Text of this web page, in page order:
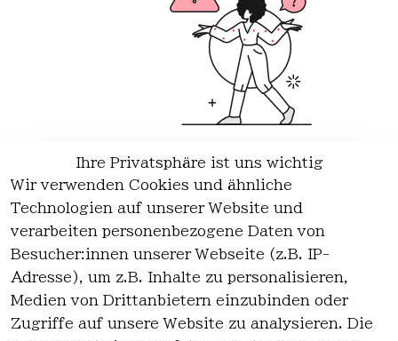
Wir haben keine Artikel mehr in
dieser Kategorie.
Haben Sie nicht gefunden, was Sie
Artikel durchsuchen
Ihre Privatsphäre ist uns wichtig
Wir verwenden Cookies und ähnliche
Technologien auf unserer Website und
verarbeiten personenbezogene Daten von
Besucher:innen unserer Webseite (z.B. IP-
Adresse), um z.B. Inhalte zu personalisieren,
Medien von Drittanbietern einzubinden oder
Zugriffe auf unsere Website zu analysieren. Die